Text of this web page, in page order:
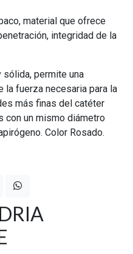
material que ofrece
integridad de la
sólida, permite una
la fuerza necesaria para la
más finas del catéter
con un mismo diámetro
Color Rosado.